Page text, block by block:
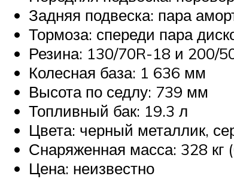
Задняя подвеска: пара
Тормоза: спереди пара
Резина: 130/70R-18 и 200/
Колесная база: 1 636 мм
Высота по седлу: 739 мм
Топливный бак: 19.3 л
Цвета: черный металлик,
Снаряженная масса: 328 кг
Цена: неизвестно